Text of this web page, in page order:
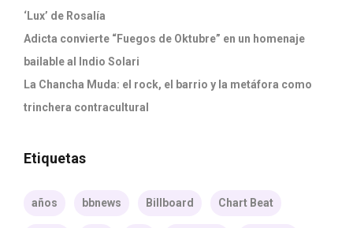
‘Lux’ de Rosalía
Adicta convierte “Fuegos de Oktubre” en un homenaje
bailable al Indio Solari
La Chancha Muda: el rock, el barrio y la metáfora como
trinchera contracultural
Etiquetas
años bbnews Billboard Chart Beat